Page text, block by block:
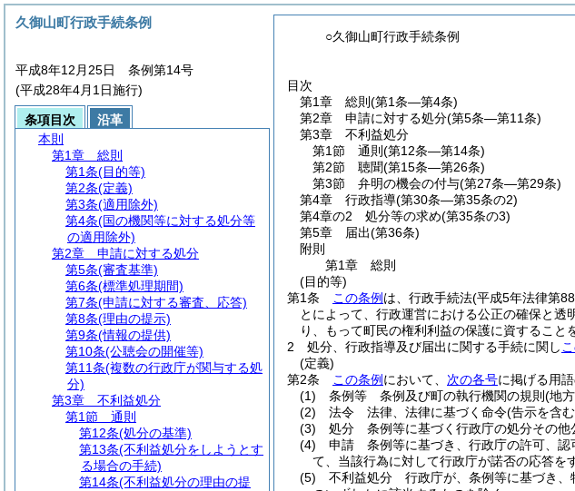
○久御山町行政手続条例
目次
第1章
総則 (第1条―第4条)
第2章
申請に対する処分(第5条―第11条)
第3章
不利益処分
第1節
通則 (第12条―第14条)
第2節
聴聞(第15条―第26条)
第3節
弁明の機会の付与(第27条―第29条)
第4章
行政指導(第30条―第35条の2)
第4章の2
処分等の求め(第35条の3)
第5章
届出(第36条)
附則
第1章
総則
(目的等)
第1条
この条例 は、行政手続法(平成5年法律第
とによって、行政運営における公正の確保と透
り、もって町民の権利利益の保護に資すること
2
処分、行政指導及び届出に関する手続に関し
(定義)
第2条
この条例 において、 次の各号に掲げる用語
(1)
条例等 条例及び町の執行機関の規則 (地
(2)
法令 法律、法律に基づく命令(告示を含
(3)
処分 条例等に基づく行政庁の処分その他
(4)
申請 条例等に基づき、行政庁の許可、認
て、当該行為に対して行政庁が諾否の応答を
(5)
不利益処分 行政庁が、条例等に基づき、
久御山町行政手続条例
平成8年12月25日 条例第14号
(平成28年4月1日施行)
条項目次
沿革
本則
第1章
総則
第1条(目的等)
第2条(定義)
第3条(適用除外)
第4条(国の機関等に対する処分等
の適用除外)
第2章
申請に対する処分
第5条(審査基準)
第6条(標準処理期間)
第7条(申請に対する審査、応答)
第8条(理由の提示)
第9条(情報の提供)
第10条(公聴会の開催等)
第11条(複数の行政庁が関与する処
分)
第3章
不利益処分
第1節
通則
第12条(処分の基準)
第13条(不利益処分をしようとす
る場合の手続)
第14条(不利益処分の理由の提